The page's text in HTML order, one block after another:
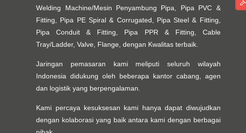
Welding Machine/Mesin Penyambung Pipa, Pipa PVC &
Fitting, Pipa PE Spiral & Corrugated, Pipa Steel & Fitting,
Pipa Conduit & Fitting, Pipa PPR & Fitting, Cable
Tray/Ladder, Valve, Flange, dengan Kwalitas terbaik.
Jaringan pemasaran kami meliputi seluruh wilayah
Indonesia didukung oleh beberapa kantor cabang, agen
dan logistik yang berpengalaman.
Kami percaya kesuksesan kami hanya dapat diwujudkan
dengan kolaborasi yang baik antara kami dengan berbagai